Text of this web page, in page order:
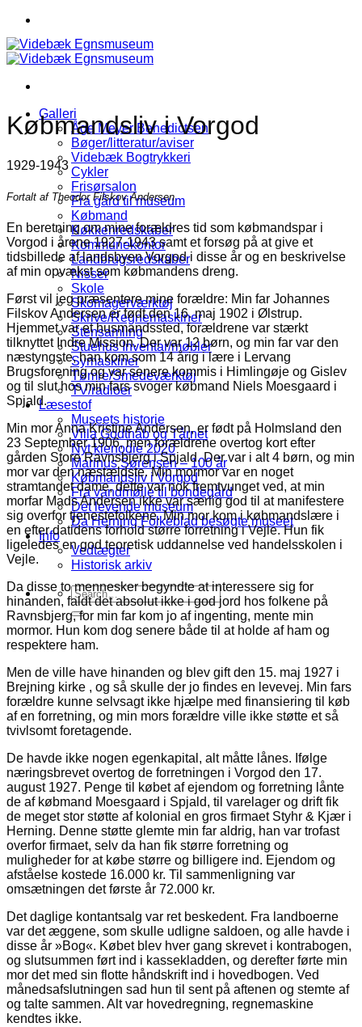
Fortsæt
indhold
Galleri
Åge Meyer Benedictsen
Bøger/litteratur/aviser
Videbæk Bogtrykkeri
Cykler
Frisørsalon
Fra gård til museum
Købmand
Køkkenredskaber
Kommunekontor
Landbrugsredskaber
Nisser
Skole
Skomagerværktøj
Skrive/Regnemaskiner
Stensamling
Stuehus Inventar/møbler
Symaskiner
Tømre/Smedeværktøj
TV/radioer
Læsestof
Museets historie
Villa Godthåb og Tårnet
Nyt klenodie 2020
Marinus Sørensen – 100 år
Købmandsliv i Vorgod
Fra vandmølle til bondegård
Det levende museum
Da Herning Folkeblad besøgte museet
Info
Vedtægter
Historisk arkiv
Købmandsliv i Vorgod
1929-1943
Fortalt af Theodor Filskov Andersen
En beretning om mine forældres tid som købmandspar i
Vorgod i årene 1927-1943 samt et forsøg på at give et
tidsbillede af landsbyen Vorgod i disse år og en beskrivelse
af min opvækst som købmandens dreng.
Først vil jeg præsentere mine forældre: Min far Johannes
Filskov Andersen er født den 16. maj 1902 i Ølstrup.
Hjemmet var et husmandssted, forældrene var stærkt
tilknyttet Indre Mission. Der var 12 børn, og min far var den
næstyngste, han kom som 14 årig i lære i Lervang
Brugsforening og var senere kommis i Himlingøje og Gislev
og til slut hos min fars svoger købmand Niels Moesgaard i
Spjald.
Min mor Anna Kristine Andersen, er født på Holmsland den
23 September 1906, men forældrene overtog kort efter
gården Store Ravnsbjerg i Spjald. Der var i alt 4 børn, og min
mor var den næstældste. Min mormor var en noget
stramtandet dame, dette var nok fremtvunget ved, at min
morfar Mads Andersen ikke var særlig god til at manifestere
sig overfor tjenestefolkene. Min mor kom i købmandslære i
en efter datidens forhold større forretning i Vejle. Hun fik
ligeledes en god teoretisk uddannelse ved handelsskolen i
Vejle.
Da disse to mennesker begyndte at interessere sig for
hinanden, faldt det absolut ikke i god jord hos folkene på
Ravnsbjerg, for min far kom jo af ingenting, mente min
mormor. Hun kom dog senere både til at holde af ham og
respektere ham.
Men de ville have hinanden og blev gift den 15. maj 1927 i
Brejning kirke , og så skulle der jo findes en levevej. Min fars
forældre kunne selvsagt ikke hjælpe med finansiering til køb
af en forretning, og min mors forældre ville ikke støtte et så
tvivlsomt foretagende.
De havde ikke nogen egenkapital, alt måtte lånes. Ifølge
næringsbrevet overtog de forretningen i Vorgod den 17.
august 1927. Penge til købet af ejendom og forretning lånte
de af købmand Moesgaard i Spjald, til varelager og drift fik
de meget stor støtte af kolonial en gros firmaet Styhr & Kjær i
Herning. Denne støtte glemte min far aldrig, han var trofast
overfor firmaet, selv da han fik større forretning og
muligheder for at købe større og billigere ind. Ejendom og
afståelse kostede 16.000 kr. Til sammenligning var
omsætningen det første år 72.000 kr.
Det daglige kontantsalg var ret beskedent. Fra landboerne
var det æggene, som skulle udligne saldoen, og alle havde i
disse år »Bog«. Købet blev hver gang skrevet i kontrabogen,
og slutsummen ført ind i kassekladden, og derefter førte min
mor det med sin flotte håndskrift ind i hovedbogen. Ved
månedsafslutningen sad hun til sent på aftenen og stemte af
og talte sammen. Alt var hovedregning, regnemaskine
kendtes ikke.